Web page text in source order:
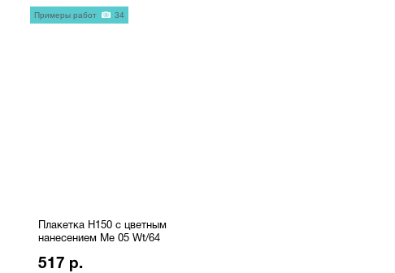
Плакетка H150 с цветным
нанесением Me 05 Wt/64
517 р.
Примеры работ 34